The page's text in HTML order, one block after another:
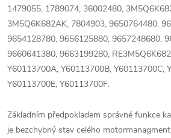
1479055, 1789074, 36002480,
3M5Q6K682AK, 7804903, 9650764480,
9654128780, 9656125880, 9657248680,
9660641380, 9663199280,
Y60113700A, Y60113700B, Y60113700C,
Y60113700E, Y60113700F.
Základním předpokladem správné funkce
je bezchybný stav celého